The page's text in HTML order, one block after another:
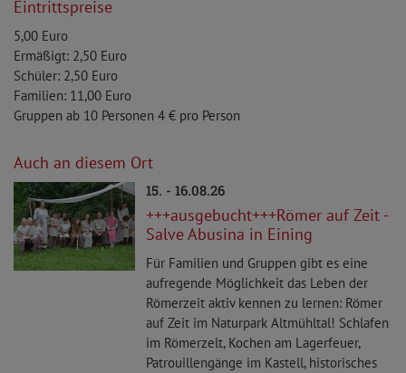
Eintrittspreise
5,00 Euro
Ermäßigt: 2,50 Euro
Schüler: 2,50 Euro
Familien: 11,00 Euro
Gruppen ab 10 Personen 4 € pro Person
Auch an diesem Ort
15. - 16.08.26
+++ausgebucht+++Römer auf Zeit -
Salve Abusina in Eining
Für Familien und Gruppen gibt es eine
aufregende Möglichkeit das Leben der
Römerzeit aktiv kennen zu lernen: Römer
auf Zeit im Naturpark Altmühltal! Schlafen
im Römerzelt, Kochen am Lagerfeuer,
Patrouillengänge im Kastell, historisches